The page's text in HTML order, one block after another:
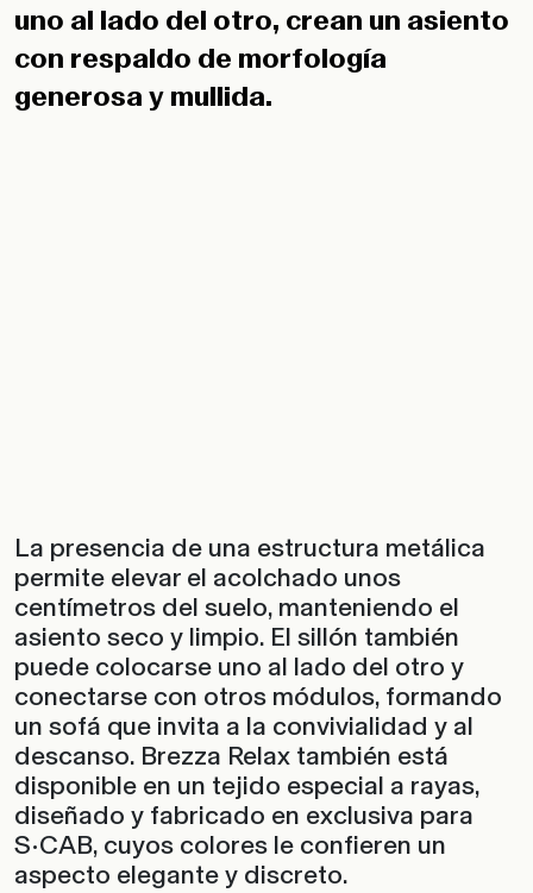
uno al lado del otro, crean un asiento
con respaldo de morfología
generosa y mullida.
La presencia de una estructura metálica
permite elevar el acolchado unos
centímetros del suelo, manteniendo el
asiento seco y limpio. El sillón también
puede colocarse uno al lado del otro y
conectarse con otros módulos, formando
un sofá que invita a la convivialidad y al
descanso. Brezza Relax también está
disponible en un tejido especial a rayas,
diseñado y fabricado en exclusiva para
S•CAB, cuyos colores le confieren un
aspecto elegante y discreto.